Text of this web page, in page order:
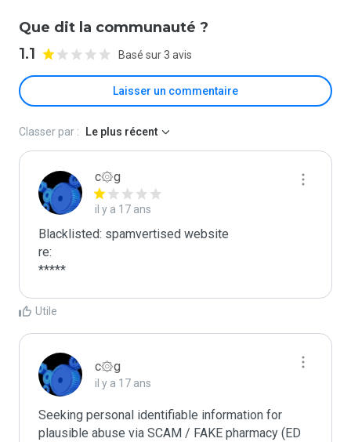
Que dit la communauté ?
1.1 Basé sur 3 avis
Laisser un commentaire
Classer par : Le plus récent
c۞g
il y a 17 ans
Blacklisted: spamvertised website
re:
*****
Utile
c۞g
il y a 17 ans
Seeking personal identifiable information for
plausible abuse via SCAM / FAKE pharmacy (ED